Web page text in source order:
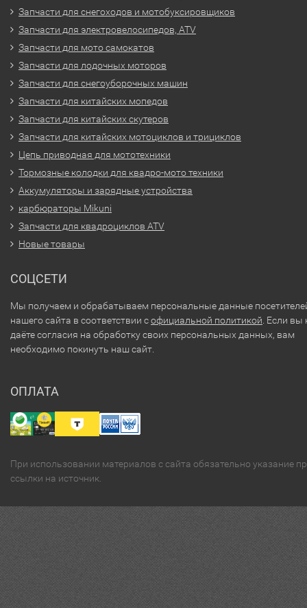
Запчасти для снегоходов и мотобуксировщиков
Запчасти для электровелосипедов, ATV
Запчасти для мото самокатов
Запчасти для лодочных моторов
Запчасти для снегоуборочных машин
Запчасти для китайских мопедов
Запчасти для китайских скутеров
Запчасти для китайских мотоциклов и трициклов
Цепь приводная для мототехники
Тормозные колодки для квадро-мото техники
Аккумуляторы и зарядные устройства
карбюраторы Mikuni
Запчасти для квадроциклов ATV
Новые товары
СОЦСЕТИ
Мы получаем и обрабатываем персональные данные
нашего сайта в соответствии софициальной политикой . Если вы
даёте согласия на обработку своих персональных данных, вам
необходимо покинуть наш сайт.
ОПЛАТА
При использовании материалов с сайта обязательно указание
ссылки на источник.